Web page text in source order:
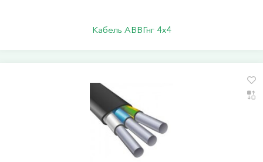
Кабель АВВГнг 4х4